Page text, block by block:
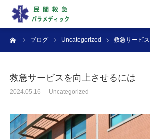
ブログ Uncategorized 救急サービ
救急サービスを向上させるには
2024.05.16 Uncategorized
▶︎ ホーム
▶︎ よくある質問